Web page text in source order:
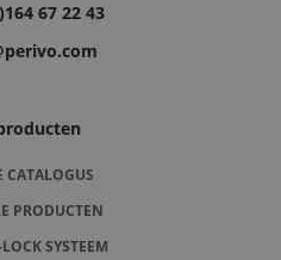
67 22 43
CATALOGUS
PRODUCTEN
SYSTEEM